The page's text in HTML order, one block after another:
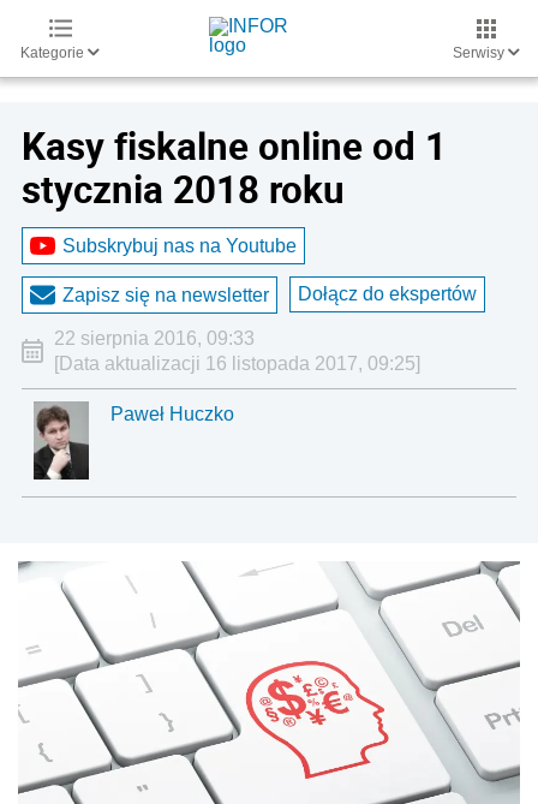
Kategorie Serwisy
Kasy fiskalne online od 1
stycznia 2018 roku
Subskrybuj nas na Youtube
Zapisz się na newsletter Dołącz do ekspertów
22 sierpnia 2016, 09:33
[Data aktualizacji 16 listopada 2017, 09:25]
Paweł Huczko